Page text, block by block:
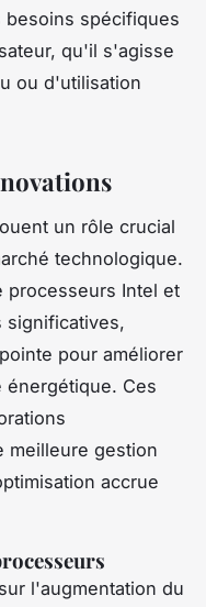
besoins spécifiques
qu'il s'agisse
ou d'utilisation
un rôle crucial
technologique.
processeurs Intel et
significatives,
pour améliorer
Ces
meilleure gestion
accrue
l'augmentation du